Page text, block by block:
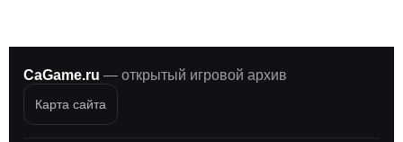
CaGame.ru — открытый игровой архив
Карта сайта